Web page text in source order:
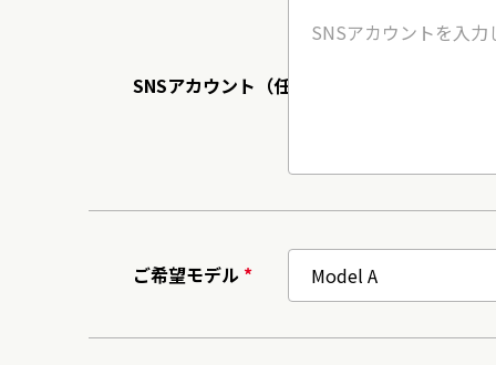
SNSアカウント（任意）
ご希望モデル *